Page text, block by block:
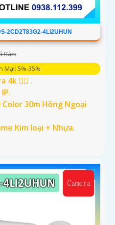
2CD2T83G2-4LI2UHUN
Bán:
Mại: 5%-35%
4k 👍🏾 .
IP.
Color 30m Hồng Ngoại
Kim loại + Nhựa.